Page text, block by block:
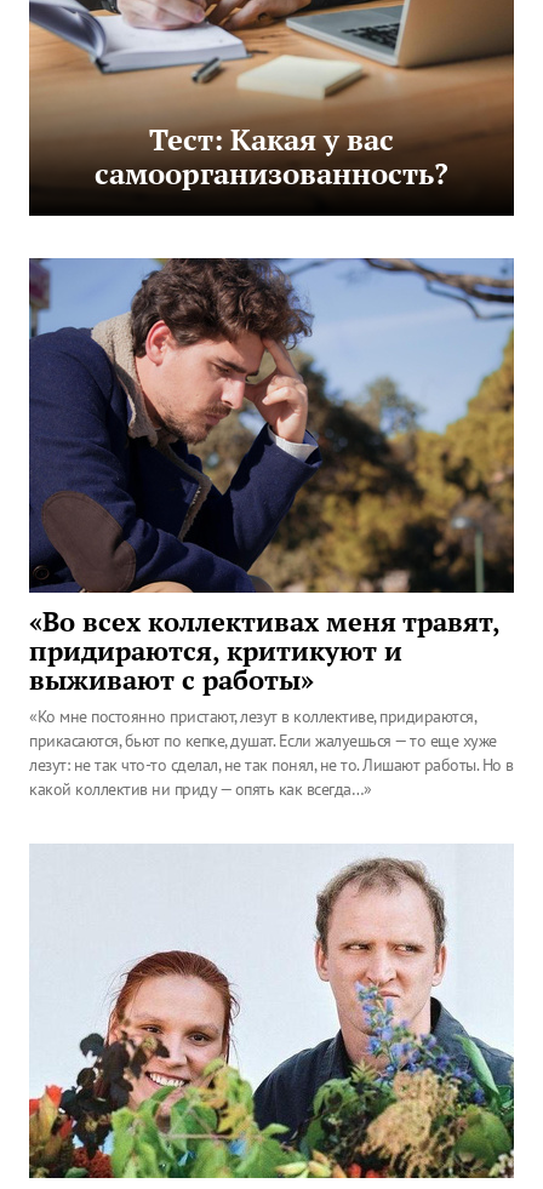
Тест: Какая у вас
самоорганизованность?
«Во всех коллективах меня травят,
придираются, критикуют и
выживают с работы»
«Ко мне постоянно пристают, лезут в коллективе, придираются,
прикасаются, бьют по кепке, душат. Если жалуешься — то еще хуже
лезут: не так что-то сделал, не так понял, не то. Лишают работы. Но в
какой коллектив ни приду — опять как всегда…»